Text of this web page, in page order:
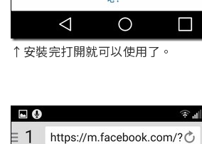
↑安裝完打開就可以使用了。